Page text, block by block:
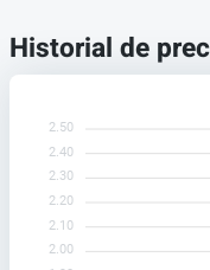
Historial de
2.50
2.40
2.30
2.20
2.10
2.00